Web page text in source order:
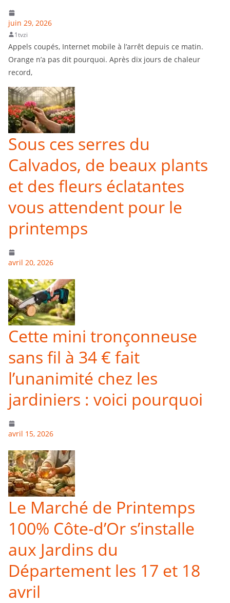
juin 29, 2026
1tvzi
Appels coupés, Internet mobile à l’arrêt depuis ce matin.
Orange n’a pas dit pourquoi. Après dix jours de chaleur
record,
Sous ces serres du
Calvados, de beaux plants
et des fleurs éclatantes
vous attendent pour le
printemps
avril 20, 2026
Cette mini tronçonneuse
sans fil à 34 € fait
l’unanimité chez les
jardiniers : voici pourquoi
avril 15, 2026
Le Marché de Printemps
100% Côte-d’Or s’installe
aux Jardins du
Département les 17 et 18
avril